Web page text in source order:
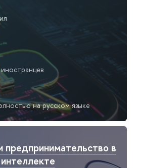
на русском языке
предпринимательство в